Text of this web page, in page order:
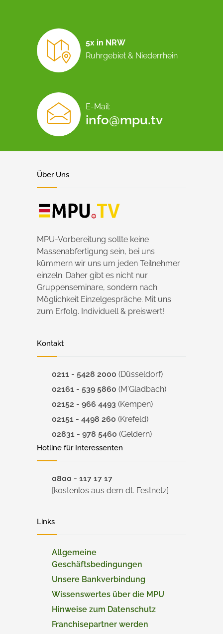
5x in NRW
Ruhrgebiet & Niederrhein
E-Mail:
info@mpu.tv
Über Uns
MPU-Vorbereitung sollte keine
Massenabfertigung sein, bei uns
kümmern wir uns um jeden Teilnehmer
einzeln. Daher gibt es nicht nur
Gruppenseminare, sondern nach
Möglichkeit Einzelgespräche. Mit uns
zum Erfolg. Individuell & preiswert!
Kontakt
0211 - 5428 2000 (Düsseldorf)
02161 - 539 5860 (M'Gladbach)
02152 - 966 4493 (Kempen)
02151 - 4498 260 (Krefeld)
02831 - 978 5460 (Geldern)
Hotline für Interessenten
0800 - 117 17 17
[kostenlos aus dem dt. Festnetz]
Links
Allgemeine
Geschäftsbedingungen
Unsere Bankverbindung
Wissenswertes über die MPU
Hinweise zum Datenschutz
Franchisepartner werden